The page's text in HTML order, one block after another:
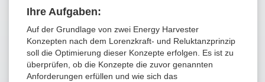
Ihre Aufgaben:
Auf der Grundlage von zwei Energy Harvester
Konzepten nach dem Lorenzkraft- und Reluktanzprinzip
soll die Optimierung dieser Konzepte erfolgen. Es ist zu
überprüfen, ob die Konzepte die zuvor genannten
Anforderungen erfüllen und wie sich das